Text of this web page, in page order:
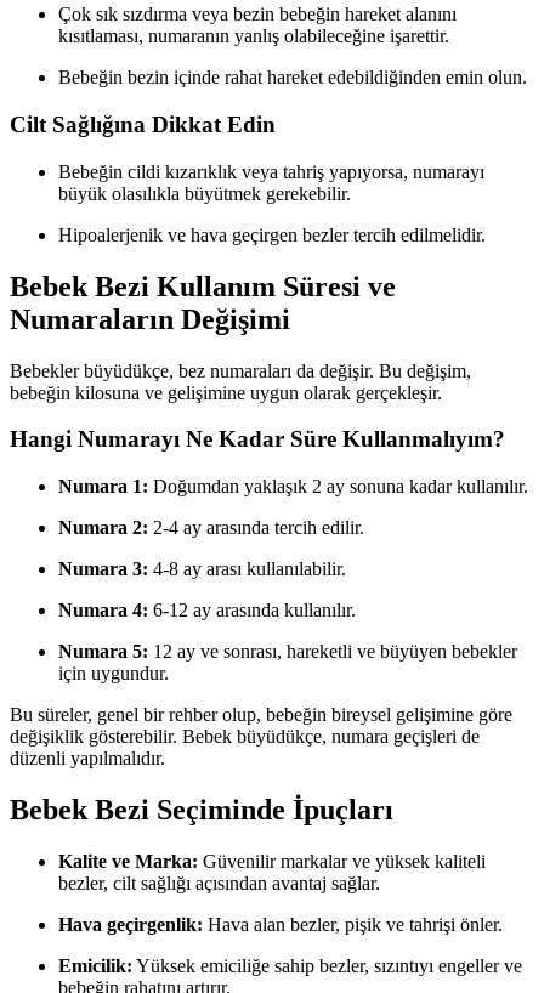
Çok sık sızdırma veya bezin bebeğin hareket alanını
kısıtlaması, numaranın yanlış olabileceğine işarettir.
Bebeğin bezin içinde rahat hareket edebildiğinden emin olun.
Cilt Sağlığına Dikkat Edin
Bebeğin cildi kızarıklık veya tahriş yapıyorsa, numarayı
büyük olasılıkla büyütmek gerekebilir.
Hipoalerjenik ve hava geçirgen bezler tercih edilmelidir.
Bebek Bezi Kullanım Süresi ve
Numaraların Değişimi
Bebekler büyüdükçe, bez numaraları da değişir. Bu değişim,
bebeğin kilosuna ve gelişimine uygun olarak gerçekleşir.
Hangi Numarayı Ne Kadar Süre Kullanmalıyım?
Numara 1: Doğumdan yaklaşık 2 ay sonuna kadar kullanılır.
Numara 2: 2-4 ay arasında tercih edilir.
Numara 3: 4-8 ay arası kullanılabilir.
Numara 4: 6-12 ay arasında kullanılır.
Numara 5: 12 ay ve sonrası, hareketli ve büyüyen bebekler
için uygundur.
Bu süreler, genel bir rehber olup, bebeğin bireysel gelişimine göre
değişiklik gösterebilir. Bebek büyüdükçe, numara geçişleri de
düzenli yapılmalıdır.
Bebek Bezi Seçiminde İpuçları
Kalite ve Marka: Güvenilir markalar ve yüksek kaliteli
bezler, cilt sağlığı açısından avantaj sağlar.
Hava geçirgenlik: Hava alan bezler, pişik ve tahrişi önler.
Emicilik: Yüksek emiciliğe sahip bezler, sızıntıyı engeller ve
bebeğin rahatını artırır.